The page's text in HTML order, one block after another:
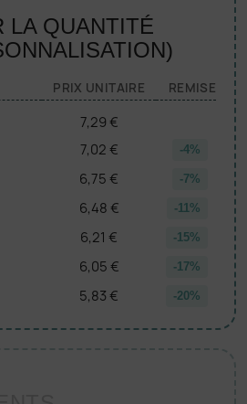
LA QUANTITÉ
PRIX UNITAIRE REMISE
7,29 €
7,02 € -4%
6,75 € -7%
6,48 € -11%
6,21 € -15%
6,05 € -17%
5,83 € -20%